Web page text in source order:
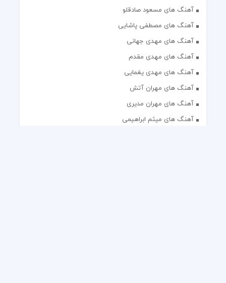
آهنگ های مسعود صادقلو
آهنگ های مصطفی پاشایی
آهنگ های مهدی جهانی
آهنگ های مهدی مقدم
آهنگ های مهدی یغمایی
آهنگ های مهران آتش
آهنگ های مهران مدیری
آهنگ های میثم ابراهیمی